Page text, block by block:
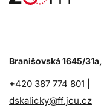
Branišovská 1645/
+420 387 774 801 |
dskalicky@ff.jcu.cz